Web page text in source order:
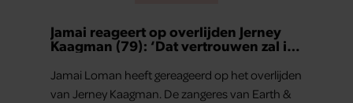
Jamai reageert op overlijden Jerney
Kaagman (79): ‘Dat vertrouwen zal ik
nooit vergeten’
Jamai Loman heeft gereageerd op het overlijden
van Jerney Kaagman. De zangeres van Earth &